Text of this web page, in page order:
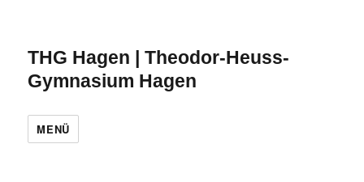
THG Hagen | Theodor-Heuss-
Gymnasium Hagen
MENÜ